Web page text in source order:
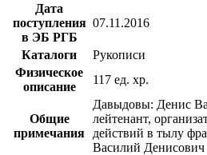
Дата
поступления
в ЭБ РГБ
07.11.2016
Каталоги
Рукописи
Физическое
описание
117 ед. хр.
Общие
примечания
Давыдовы: Денис
лейтенант,
действий в тылу
Василий Денисович